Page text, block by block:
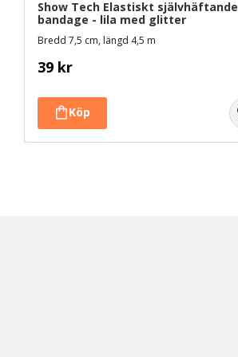
Show Tech Elastiskt självhäftande
bandage - lila med glitter
Bredd 7,5 cm, längd 4,5 m
39 kr